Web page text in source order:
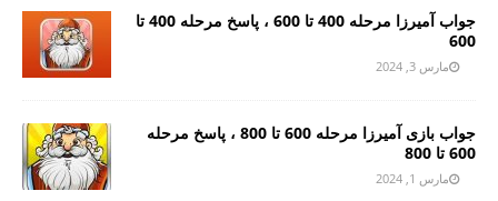
جواب آمیرزا مرحله 400 تا 600 ، پاسخ مرحله 400 تا
600
مارس 3, 2024
جواب بازی آمیرزا مرحله 600 تا 800 ، پاسخ مرحله
600 تا 800
مارس 1, 2024